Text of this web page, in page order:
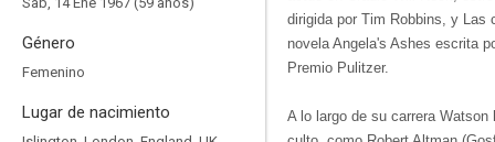
Género
Femenino
Lugar de nacimiento
dirigida por Tim Robbins, y Las
novela Angela's Ashes escrita
Premio Pulitzer.
A lo largo de su carrera